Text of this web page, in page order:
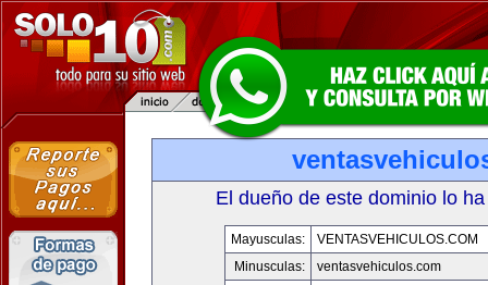
El dueño de este dominio lo
Mayusculas:
VENTASVEHICULOS.COM
Minusculas:
ventasvehiculos.com